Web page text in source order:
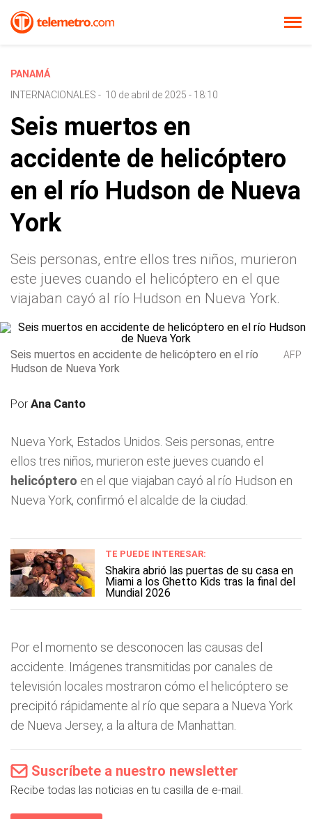
PANAMÁ
INTERNACIONALES - 10 de abril de 2025 - 18:10
Seis muertos en
accidente de helicóptero
en el río Hudson de Nueva
York
Seis personas, entre ellos tres niños, murieron
este jueves cuando el helicóptero en el que
viajaban cayó al río Hudson en Nueva York.
Seis muertos en accidente de helicóptero en el río
Hudson de Nueva York
AFP
PorAna Canto
Nueva York, Estados Unidos. Seis personas, entre
ellos tres niños, murieron este jueves cuando el
helicóptero en el que viajaban cayó al río Hudson en
Nueva York, confirmó el alcalde de la ciudad.
TE PUEDE INTERESAR:
Shakira abrió las puertas de su casa en
Miami a los Ghetto Kids tras la final del
Mundial 2026
Por el momento se desconocen las causas del
accidente. Imágenes transmitidas por canales de
televisión locales mostraron cómo el helicóptero se
precipitó rápidamente al río que separa a Nueva York
de Nueva Jersey, a la altura de Manhattan.
Suscríbete a nuestro newsletter
Recibe todas las noticias en tu casilla de e-mail.